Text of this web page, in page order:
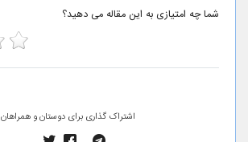
شما چه امتیازی به این مقاله می دهید؟
اشتراک گذاری برای دوستان و همراهان